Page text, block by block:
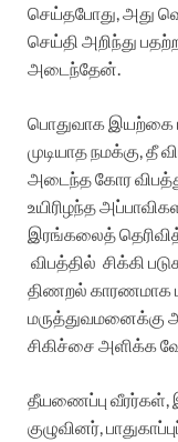
செய்தபோது, அது
செய்தி அறிந்து
அடைந்தேன்.
பொதுவாக
முடியாத நமக்கு, தீ
அடைந்த கோர
உயிரிழந்த
இரங்கலைத்
விபத்தில் சிக்கி
திணறல் காரணமாக
மருத்துவமனைக்கு
சிகிச்சை அளிக்க
தீயணைப்பு வீரர்கள்,
குழுவினர்,